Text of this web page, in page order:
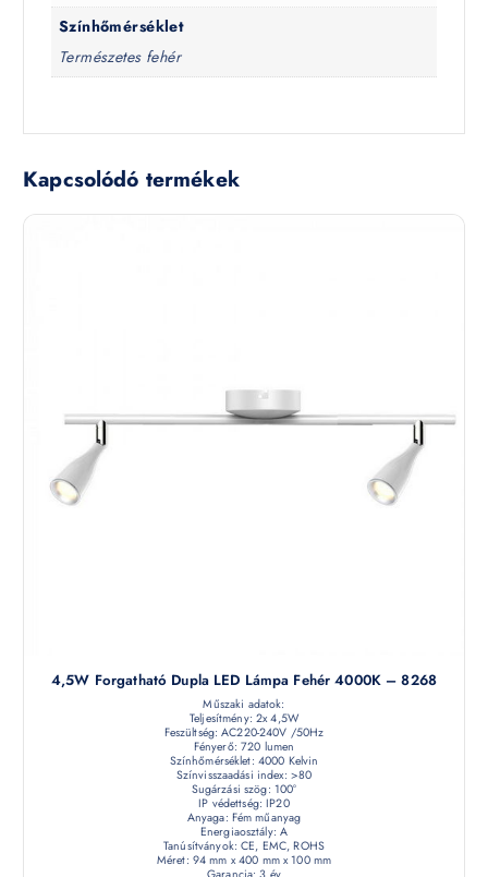
Színhőmérséklet
Természetes fehér
Kapcsolódó termékek
4,5W Forgatható Dupla LED Lámpa Fehér 4000K – 8268
Műszaki adatok:
Teljesítmény: 2x 4,5W
Feszültség: AC220-240V /50Hz
Fényerő: 720 lumen
Színhőmérséklet: 4000 Kelvin
Színvisszaadási index: >80
Sugárzási szög: 100°
IP védettség: IP20
Anyaga: Fém műanyag
Energiaosztály: A
Tanúsítványok: CE, EMC, ROHS
Méret: 94 mm x 400 mm x 100 mm